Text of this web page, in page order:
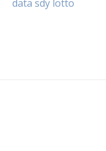
data sdy lotto